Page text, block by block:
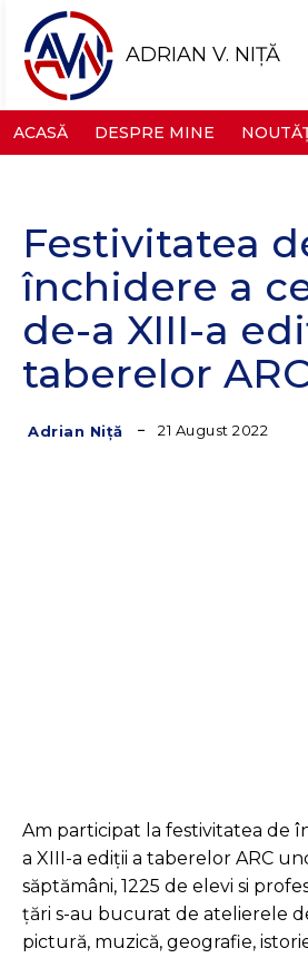
ADRIAN V. NIȚĂ
ACASĂ DESPRE MINE
Festivitatea
închidere a
de-a XIII-a
taberelor
Adrian Niță 21 August 2022
Am participat la festivitatea de
a XIII-a ediții a taberelor ARC
săptămâni, 1225 de elevi si
țări s-au bucurat de atelierele
pictură, muzică, geografie,